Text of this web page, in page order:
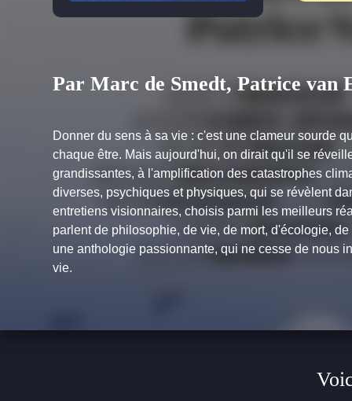
Par Marc de Smedt, Patrice van
Donner du sens à sa vie : c'est une clameur sourde
chaque être. Mais aujourd'hui, on dirait qu'il se
grandissantes, à l'amplification des catastrophes
diverses, psychiques et physiques, qui se révèlent
entretiens visionnaires, choisis parmi les meilleurs
parlent de philosophie, de vie, de mort, d'écologie,
une anthologie passionnante, qui ne cesse de nous
vie.